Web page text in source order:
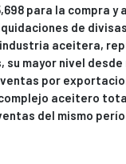
para la compra y
de
aceitera,
su mayor nivel
por
aceitero
del mismo